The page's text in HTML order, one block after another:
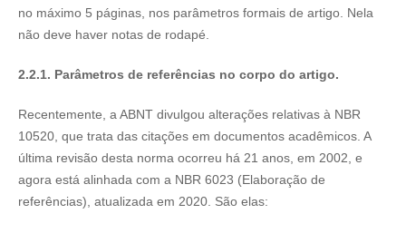
no máximo 5 páginas, nos parâmetros formais de artigo. Nela
não deve haver notas de rodapé.
2.2.1. Parâmetros de referências no corpo do artigo.
Recentemente, a ABNT divulgou alterações relativas à NBR
10520, que trata das citações em documentos acadêmicos. A
última revisão desta norma ocorreu há 21 anos, em 2002, e
agora está alinhada com a NBR 6023 (Elaboração de
referências), atualizada em 2020. São elas: